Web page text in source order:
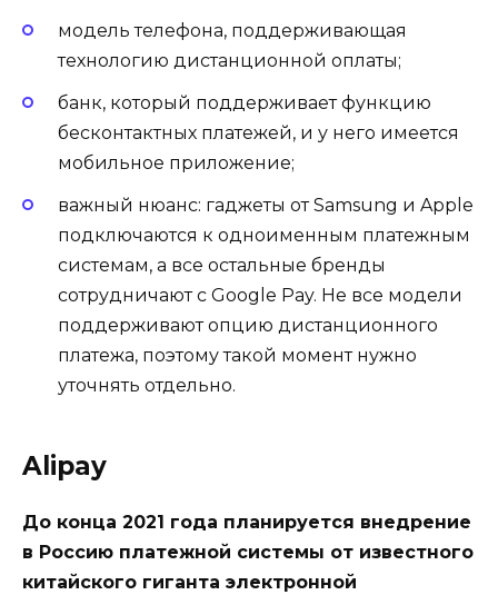
модель телефона, поддерживающая
технологию дистанционной оплаты;
банк, который поддерживает функцию
бесконтактных платежей, и у него имеется
мобильное приложение;
важный нюанс: гаджеты от Samsung и Apple
подключаются к одноименным платежным
системам, а все остальные бренды
сотрудничают с Google Pay. Не все модели
поддерживают опцию дистанционного
платежа, поэтому такой момент нужно
уточнять отдельно.
Alipay
До конца 2021 года планируется внедрение
в Россию платежной системы от известного
китайского гиганта электронной